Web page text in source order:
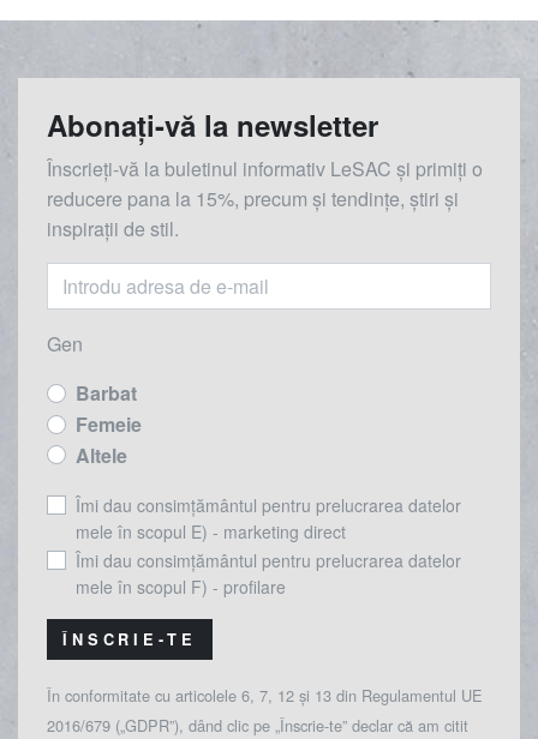
Abonați-vă la newsletter
Înscrieți-vă la buletinul informativ LeSAC și primiți o
reducere pana la 15%, precum și tendințe, știri și
inspirații de stil.
Gen
Barbat
Femeie
Altele
Îmi dau consimțământul pentru prelucrarea datelor
mele în scopul E) - marketing direct
Îmi dau consimțământul pentru prelucrarea datelor
mele în scopul F) - profilare
ÎNSCRIE-TE
În conformitate cu articolele 6, 7, 12 și 13 din Regulamentul UE
2016/679 („GDPR”), dând clic pe „Înscrie-te” declar că am citit